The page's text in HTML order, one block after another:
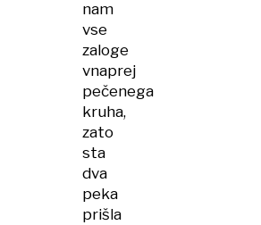
nam
vse
zaloge
vnaprej
pečenega
kruha,
zato
sta
dva
peka
prišla